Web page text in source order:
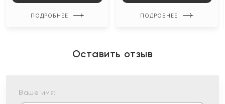
ПОДРОБНЕЕ ПОДРОБНЕЕ
Оставить отзыв
Ваше имя: